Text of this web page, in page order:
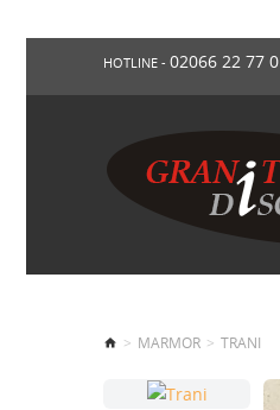
HOTLINE - 02066 22 77 0
MARMOR TRANI